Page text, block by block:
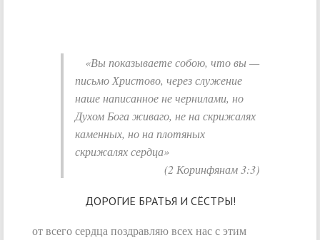
«Вы показываете собою, что вы —
письмо Христово, через служение
наше написанное не чернилами, но
Духом Бога живаго, не на скрижалях
каменных, но на плотяных
скрижалях сердца»
(2 Коринфянам 3:3)
ДОРОГИЕ БРАТЬЯ И СЁСТРЫ!
от всего сердца поздравляю всех нас с этим